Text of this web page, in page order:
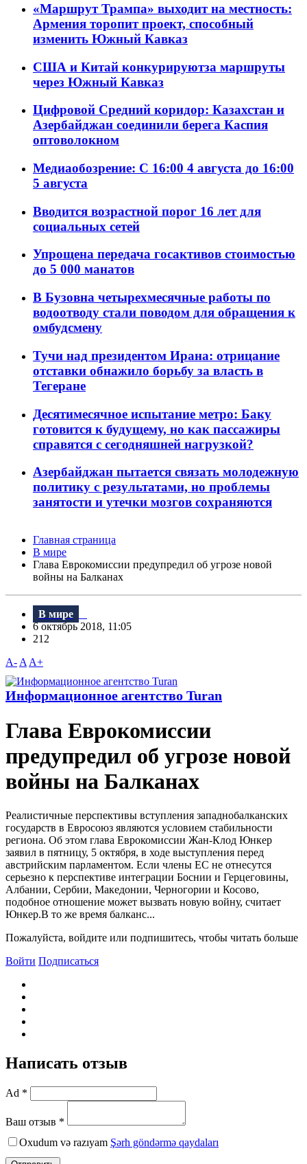
«Маршрут Трампа» выходит на местность:
Армения торопит проект, способный
изменить Южный Кавказ
США и Китай конкурируютза маршруты
через Южный Кавказ
Цифровой Средний коридор: Казахстан и
Азербайджан соединили берега Каспия
оптоволокном
Медиаобозрение: С 16:00 4 августа до 16:00
5 августа
Вводится возрастной порог 16 лет для
социальных сетей
Упрощена передача госактивов стоимостью
до 5 000 манатов
В Бузовна четырехмесячные работы по
водоотводу стали поводом для обращения к
омбудсмену
Тучи над президентом Ирана: отрицание
отставки обнажило борьбу за власть в
Тегеране
Десятимесячное испытание метро: Баку
готовится к будущему, но как пассажиры
справятся с сегодняшней нагрузкой?
Азербайджан пытается связать молодежную
политику с результатами, но проблемы
занятости и утечки мозгов сохраняются
Главная страница
В мире
Глава Еврокомиссии предупредил об угрозе новой
войны на Балканах
В мире
6 октябрь 2018, 11:05
212
A- A A+
Информационное агентство Turan
Глава Еврокомиссии
предупредил об угрозе новой
войны на Балканах
Реалистичные перспективы вступления западнобалканских
государств в Евросоюз являются условием стабильности
региона. Об этом глава Еврокомиссии Жан-Клод Юнкер
заявил в пятницу, 5 октября, в ходе выступления перед
австрийским парламентом. Если члены ЕС не отнесутся
серьезно к перспективе интеграции Боснии и Герцеговины,
Албании, Сербии, Македонии, Черногории и Косово,
подобное отношение может вызвать новую войну, считает
Юнкер.B то же время балканс...
Пожалуйста, войдите или подпишитесь, чтобы читать больше
Войти Подписаться
Написать отзыв
Ad *
Ваш отзыв *
Oxudum və razıyam Şərh göndərmə qaydaları